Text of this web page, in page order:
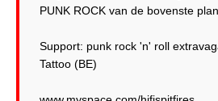
PUNK ROCK van de bovenste
Support: punk rock 'n' roll
Tattoo (BE)